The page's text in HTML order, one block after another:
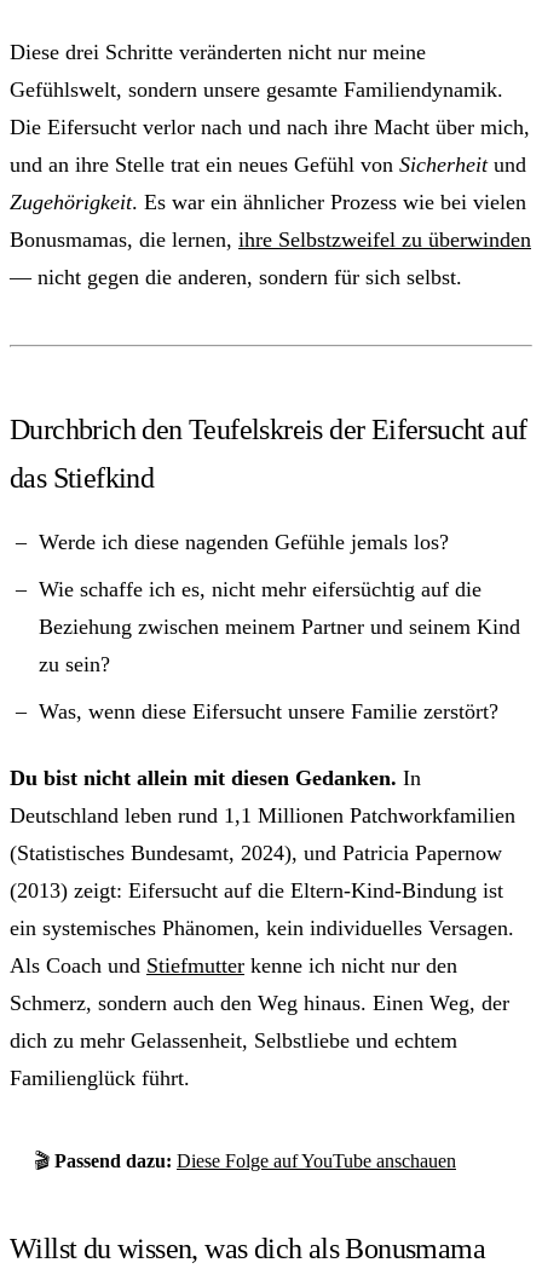
Diese drei Schritte veränderten nicht nur meine
Gefühlswelt, sondern unsere gesamte Familiendynamik.
Die Eifersucht verlor nach und nach ihre Macht über mich,
und an ihre Stelle trat ein neues Gefühl von Sicherheitund
Zugehörigkeit. Es war ein ähnlicher Prozess wie bei vielen
Bonusmamas, die lernen, ihre Selbstzweifel zu überwinden
— nicht gegen die anderen, sondern für sich selbst.
Durchbrich den Teufelskreis der Eifersucht auf
das Stiefkind
Werde ich diese nagenden Gefühle jemals los?
Wie schaffe ich es, nicht mehr eifersüchtig auf die
Beziehung zwischen meinem Partner und seinem Kind
zu sein?
Was, wenn diese Eifersucht unsere Familie zerstört?
Du bist nicht allein mit diesen Gedanken. In
Deutschland leben rund 1,1 Millionen Patchworkfamilien
(Statistisches Bundesamt, 2024), und Patricia Papernow
(2013) zeigt: Eifersucht auf die Eltern-Kind-Bindung ist
ein systemisches Phänomen, kein individuelles Versagen.
Als Coach und Stiefmutter kenne ich nicht nur den
Schmerz, sondern auch den Weg hinaus. Einen Weg, der
dich zu mehr Gelassenheit, Selbstliebe und echtem
Familienglück führt.
🎬 Passend dazu: Diese Folge auf YouTube anschauen
Willst du wissen, was dich als Bonusmama